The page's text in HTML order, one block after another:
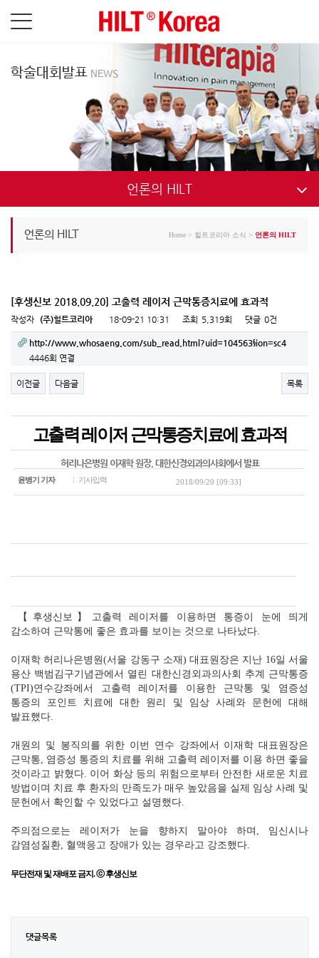
학술대회발표 NEWS
언론의 HILT
언론의 HILT Home > 힐트코리아 소식 > 언론의 HILT
[후생신보 2018.09.20] 고출력 레이저 근막통증치료에 효과적
작성자 (주)힐트코리아 18-09-21 10:31 조회 5,319회 댓글 0건
http://www.whosaeng.com/sub_read.html?uid=104563§ion=sc4
4446회 연결
이전글 다음글 목록
고출력 레이저 근막통증치료에 효과적
허리나은병원 이재학 원장, 대한신경외과의사회에서 발표
윤병기 기자 기사입력 2018/09/20 [09:33]
【후생신보】고출력 레이저를 이용하면 통증이 눈에 띄게
감소하여 근막통에 좋은 효과를 보이는 것으로 나타났다.
이재학 허리나은병원(서울 강동구 소재) 대표원장은 지난 16일 서울
용산 백범김구기념관에서 열린 대한신경외과의사회 추계 근막통증
(TPI)연수강좌에서 고출력 레이저를 이용한 근막통 및 염증성
통증의 포인트 치료에 대한 원리 및 임상 사례와 문헌에 대해
발표했다.
개원의 및 봉직의를 위한 이번 연수 강좌에서 이재학 대표원장은
근막통, 염증성 통증의 치료를 위해 고출력 레이저를 이용 하면 좋을
것이라고 밝혔다. 이어 화상 등의 위험으로부터 안전한 새로운 치료
방법이며 치료 후 환자의 만족도가 매우 높았음을 실제 임상 사례 및
문헌에서 확인할 수 있었다고 설명했다.
주의점으로는 레이저가 눈을 향하지 말아야 하며, 임신시나
감염성질환, 혈액응고 장애가 있는 경우라고 강조했다.
무단전재 및 재배포 금지. ⓒ 후생신보
댓글목록